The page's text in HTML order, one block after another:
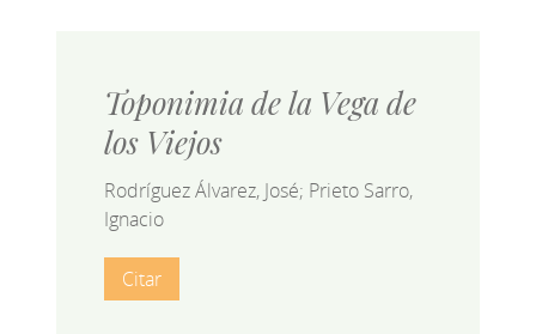
Toponimia de la Vega de
los Viejos
Rodríguez Álvarez, José; Prieto Sarro,
Ignacio
Citar